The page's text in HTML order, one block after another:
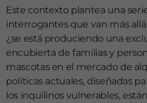
Este contexto plantea una
interrogantes que van más allá
¿se está produciendo una
encubierta de familias y
mascotas en el mercado de
políticas actuales, diseñadas
los inquilinos vulnerables,